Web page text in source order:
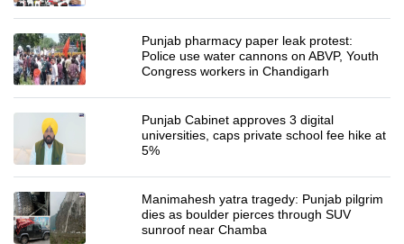
Punjab pharmacy paper leak protest:
Police use water cannons on ABVP, Youth
Congress workers in Chandigarh
Punjab Cabinet approves 3 digital
universities, caps private school fee hike at
5%
Manimahesh yatra tragedy: Punjab pilgrim
dies as boulder pierces through SUV
sunroof near Chamba